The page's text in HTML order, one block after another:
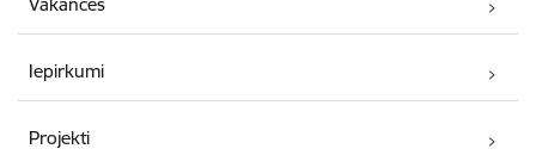
Iepirkumi
Projekti